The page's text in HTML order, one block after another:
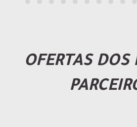
OFERTAS DOS